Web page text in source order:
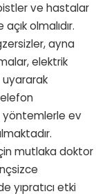
ve hastalar
olmalıdır.
ayna
elektrik
uyararak
yöntemlerle ev
mutlaka doktor
yıpratıcı etki